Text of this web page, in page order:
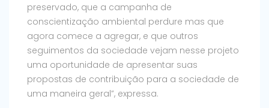
preservado, que a campanha de
conscientização ambiental perdure mas que
agora comece a agregar, e que outros
seguimentos da sociedade vejam nesse projeto
uma oportunidade de apresentar suas
propostas de contribuição para a sociedade de
uma maneira geral”, expressa.